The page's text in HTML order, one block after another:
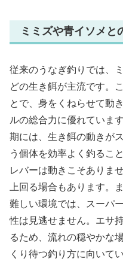
ミミズや青イソメと
従来のうなぎ釣りでは、
どの生き餌が主流です。
とで、身をくねらせて動
ルの総合力に優れていま
期には、生き餌の動きが
う個体を効率よく釣るこ
レバーは動きこそありま
上回る場合もあります。
難しい環境では、スーパ
性は見逃せません。エサ
るため、流れの穏やかな
くり待つ釣り方に向いて